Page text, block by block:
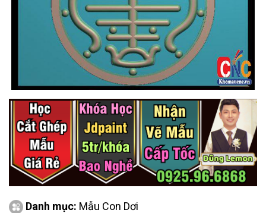
Danh mục: Mẫu Con Dơi